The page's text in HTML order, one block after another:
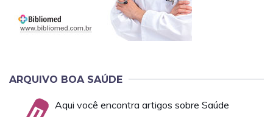
ARQUIVO BOA SAÚDE
Aqui você encontra artigos sobre Saúde